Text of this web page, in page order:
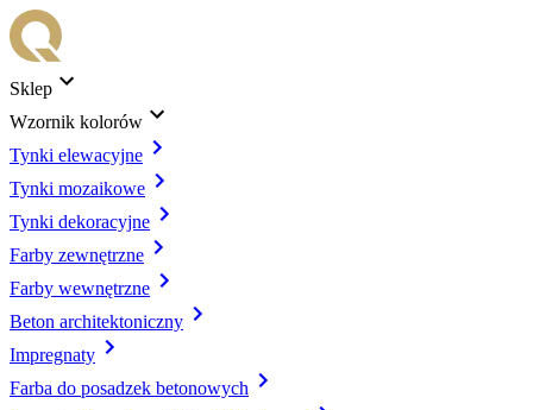
Sklep
Wzornik kolorów
Tynki elewacyjne
Tynki mozaikowe
Tynki dekoracyjne
Farby zewnętrzne
Farby wewnętrzne
Beton architektoniczny
Impregnaty
Farba do posadzek betonowych